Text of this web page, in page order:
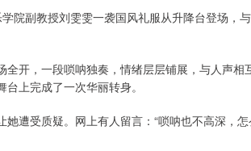
院副教授刘雯雯一袭国风礼服从升降台登场，
开，一段唢呐独奏，情绪层层铺展，与人声相
上完成了一次华丽转身。
遭受质疑。网上有人留言：“唢呐也不高深，